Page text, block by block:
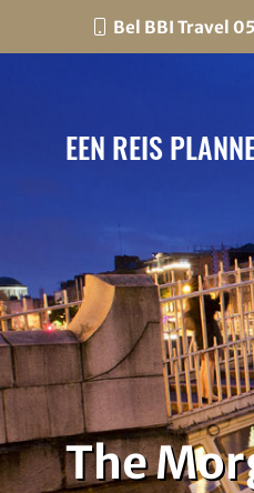
Bel BBI Travel
EEN REIS
The